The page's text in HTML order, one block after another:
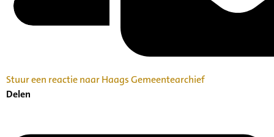
Stuur een reactie naar Haags Gemeentearchief
Delen